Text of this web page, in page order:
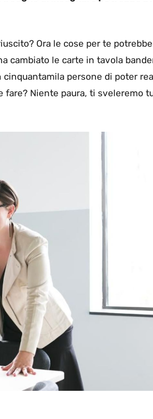
Ora le cose per te
cambiato le carte in tavola
persone di poter
fare? Niente paura, ti sveleremo